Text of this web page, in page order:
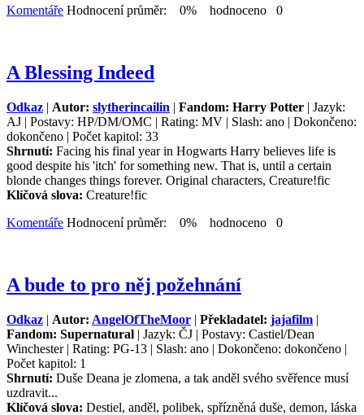
Komentáře Hodnocení průměr: 0% hodnoceno 0
A Blessing Indeed
Odkaz | Autor: slytherincailin | Fandom: Harry Potter | Jazyk:
AJ | Postavy: HP/DM/OMC | Rating: MV | Slash: ano | Dokončeno:
dokončeno | Počet kapitol: 33
Shrnutí: Facing his final year in Hogwarts Harry believes life is
good despite his 'itch' for something new. That is, until a certain
blonde changes things forever. Original characters, Creature!fic
Klíčová slova: Creature!fic
Komentáře Hodnocení průměr: 0% hodnoceno 0
A bude to pro něj požehnání
Odkaz | Autor: AngelOfTheMoor | Překladatel: jajafilm |
Fandom: Supernatural | Jazyk: ČJ | Postavy: Castiel/Dean
Winchester | Rating: PG-13 | Slash: ano | Dokončeno: dokončeno |
Počet kapitol: 1
Shrnutí: Duše Deana je zlomena, a tak anděl svého svěřence musí
uzdravit...
Klíčová slova: Destiel, anděl, polibek, spřízněná duše, demon, láska